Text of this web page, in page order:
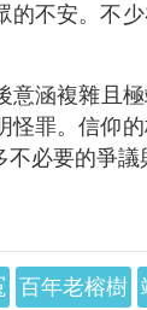
不安。不
意涵複雜且
罪。信仰
必要的爭議
百年老榕樹